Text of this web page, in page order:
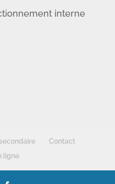
interne
Contact
ligne